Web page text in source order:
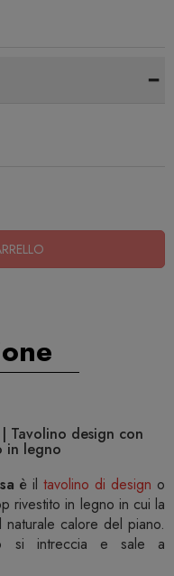
-
Tavolino design con
in legno
è iltavolino di design o
rivestito in legno in cui la
calore del piano.
si intreccia e sale a